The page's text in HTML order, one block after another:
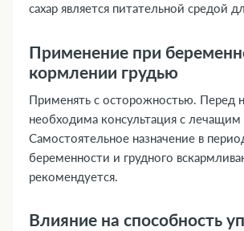
сахар является питательной средой
Применение при
кормлении грудью
Применять с осторожностью. Перед
необходима консультация с лечащим
Самостоятельное назначение в
беременности и грудного
рекомендуется.
Влияние на способность